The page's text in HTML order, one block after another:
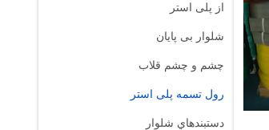
از پلی استر
شلوار بی پایان
چشم و چشم قلاب
رول تسمه پلی استر
دستبندهاي شلوار